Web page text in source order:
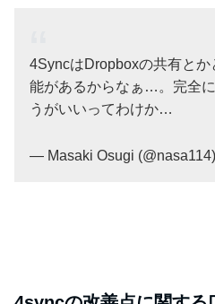
4SyncはDropboxの共有と
能があるからなぁ…。完全
うがいいってわけか…
— Masaki Osugi (@nasa114)